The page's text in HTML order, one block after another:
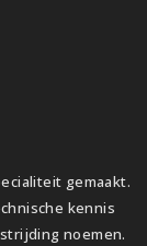
gemaakt.
kennis
noemen.